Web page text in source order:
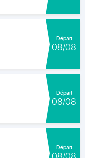
Départ
08/08
Départ
08/08
Départ